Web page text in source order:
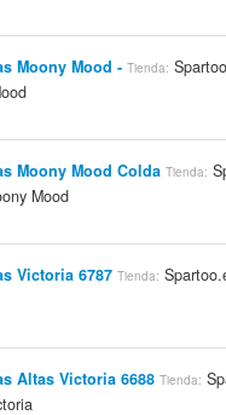
Moony Mood - Tienda:
Moony Mood Colda Tienda:
Mood
Victoria 6787 Tienda:
Altas Victoria 6688 Tienda: